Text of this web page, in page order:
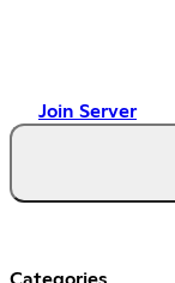
Join Server
Categories